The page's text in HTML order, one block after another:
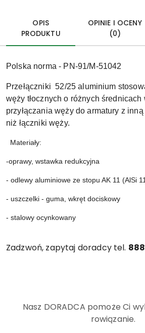
OPIS
PRODUKTU
OPINIE I OCENY
(0)
Polska norma - PN-91/M-51042
Przełączniki 52/25 aluminium
węży tłocznych o różnych
przyłączania węży do armatury z
niż łączniki węży.
Materiały:
-oprawy, wstawka redukcyjna
- odlewy aluminiowe ze stopu AK 11 (AlSi
- uszczelki - guma, wkręt dociskowy
- stalowy ocynkowany
Zadzwoń, zapytaj doradcy tel.
Nasz DORADCA pomoże Ci
rowiązanie.